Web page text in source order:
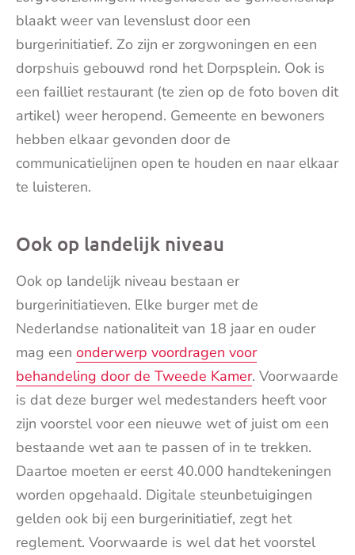
blaakt weer van levenslust door een
burgerinitiatief. Zo zijn er zorgwoningen en een
dorpshuis gebouwd rond het Dorpsplein. Ook is
een failliet restaurant (te zien op de foto boven dit
artikel) weer heropend. Gemeente en bewoners
hebben elkaar gevonden door de
communicatielijnen open te houden en naar elkaar
te luisteren.
Ook op landelijk niveau
Ook op landelijk niveau bestaan er
burgerinitiatieven. Elke burger met de
Nederlandse nationaliteit van 18 jaar en ouder
mag een onderwerp voordragen voor
behandeling door de Tweede Kamer. Voorwaarde
is dat deze burger wel medestanders heeft voor
zijn voorstel voor een nieuwe wet of juist om een
bestaande wet aan te passen of in te trekken.
Daartoe moeten er eerst 40.000 handtekeningen
worden opgehaald. Digitale steunbetuigingen
gelden ook bij een burgerinitiatief, zegt het
reglement. Voorwaarde is wel dat het voorstel